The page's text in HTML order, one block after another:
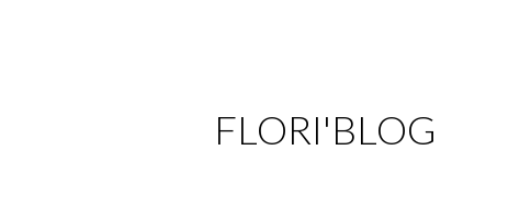
FLORI'BLOG